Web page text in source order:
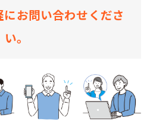
お問い合わせくださ
い。